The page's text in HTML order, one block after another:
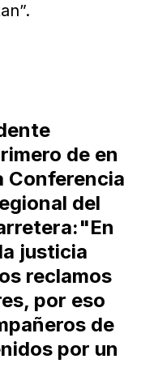
de en
Conferencia
del
justicia
reclamos
por eso
de
por un